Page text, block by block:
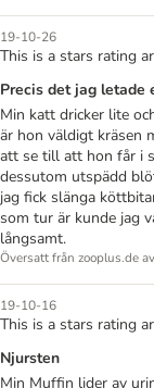
19-10-26
This is a stars rating
Precis det jag letade
Min katt dricker lite
är hon väldigt kräsen
att se till att hon får i
dessutom utspädd
jag fick slänga
som tur är kunde jag
långsamt.
Översatt från zooplus.de
19-10-16
This is a stars rating
Njursten
Min Muffin lider av